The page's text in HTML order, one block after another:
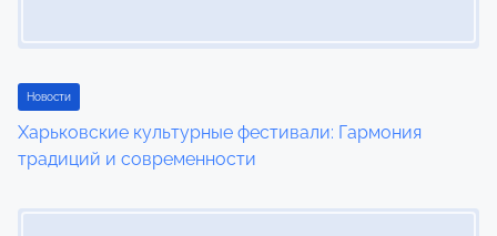
nНовости
Харьковские культурные фестивали: Гармония
традиций и современности